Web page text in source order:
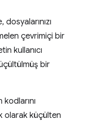
çevrimiçi bir
kullanıcı
bir
olarak küçülten